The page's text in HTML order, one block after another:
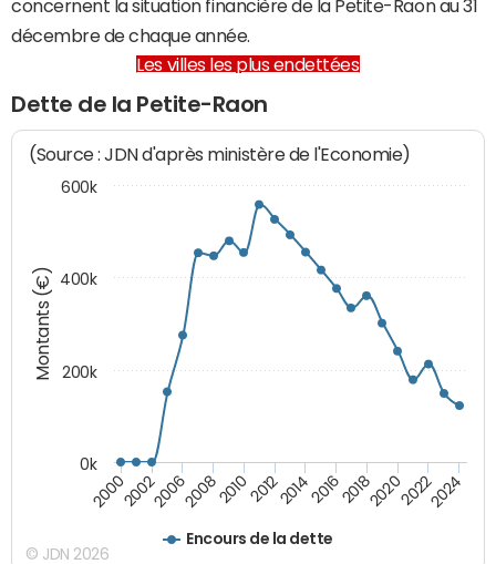
concernent la situation financière de la Petite-Raon au 31
décembre de chaque année.
Les villes les plus endettées
Dette de la Petite-Raon
Montants (€)
(Source : JDN d'après ministère de l'Economie)
Encours de la dette
200020022006200820102012201420162018202020222024
0k
200k
400k
600k
© JDN 2026